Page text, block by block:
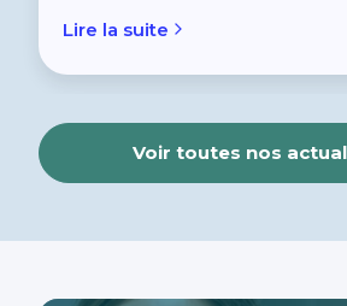
Lire la suite
Voir toutes nos